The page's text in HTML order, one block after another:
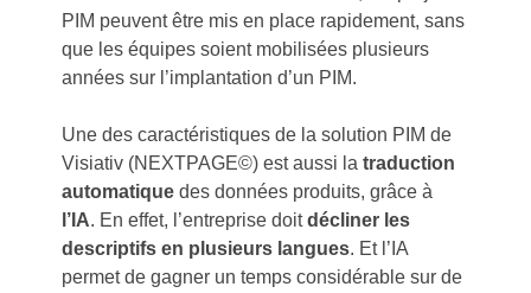
PIM peuvent être mis en place rapidement, sans
que les équipes soient mobilisées plusieurs
années sur l’implantation d’un PIM.
Une des caractéristiques de la solution PIM de
Visiativ (NEXTPAGE©) est aussi la traduction
automatique des données produits, grâce à
l’IA. En effet, l’entreprise doitdécliner les
descriptifs en plusieurs langues. Et l’IA
permet de gagner un temps considérable sur de